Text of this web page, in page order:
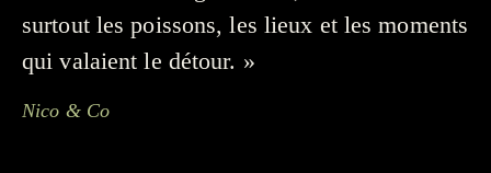
surtout les poissons, les lieux et les moments
qui valaient le détour. »
Nico & Co